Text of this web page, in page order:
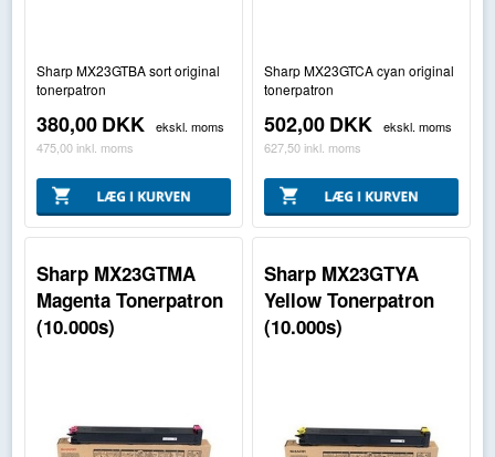
Sharp MX23GTBA sort original
tonerpatron
380,00DKK
ekskl. moms
475,00 inkl. moms
Sharp MX23GTCA cyan original
tonerpatron
502,00DKK
ekskl. moms
627,50 inkl. moms
Sharp MX23GTMA
Magenta Tonerpatron
(10.000s)
Sharp MX23GTYA
Yellow Tonerpatron
(10.000s)